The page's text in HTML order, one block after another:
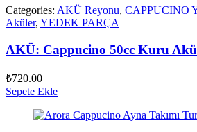
Categories: AKÜ Reyonu, CAPPUCINO
Aküler, YEDEK PARÇA
AKÜ: Cappucino 50cc Kuru
₺720.00
Sepete Ekle